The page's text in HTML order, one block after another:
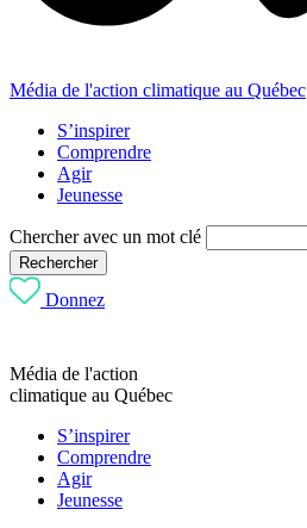
Média de l'action climatique au Québec
S’inspirer
Comprendre
Agir
Jeunesse
Chercher avec un mot clé
Rechercher
Donnez
Média de l'action
climatique au Québec
S’inspirer
Comprendre
Agir
Jeunesse